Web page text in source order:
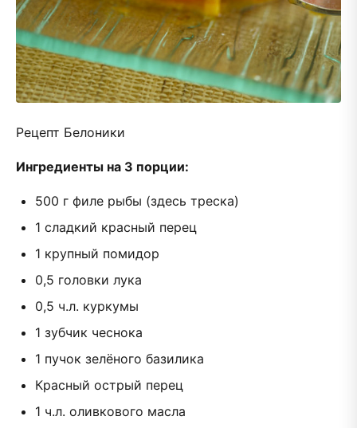
Рецепт Белоники
Ингредиенты на 3 порции:
500 г филе рыбы (здесь треска)
1 сладкий красный перец
1 крупный помидор
0,5 головки лука
0,5 ч.л. куркумы
1 зубчик чеснока
1 пучок зелёного базилика
Красный острый перец
1 ч.л. оливкового масла